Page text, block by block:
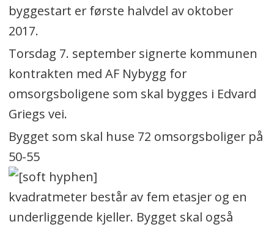
byggestart er første halvdel av oktober
2017.
Torsdag 7. september signerte kommunen
kontrakten med AF Nybygg for
omsorgsboligene som skal bygges i Edvard
Griegs vei.
Bygget som skal huse 72 omsorgsboliger på
50-55
kvadratmeter består av fem etasjer og en
underliggende kjeller. Bygget skal også